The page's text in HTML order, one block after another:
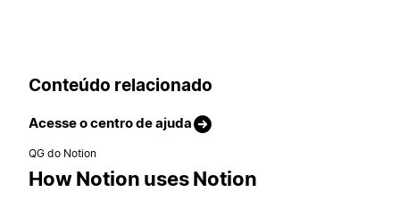
Conteúdo relacionado
Acesse o centro de ajuda
QG do Notion
How Notion uses Notion